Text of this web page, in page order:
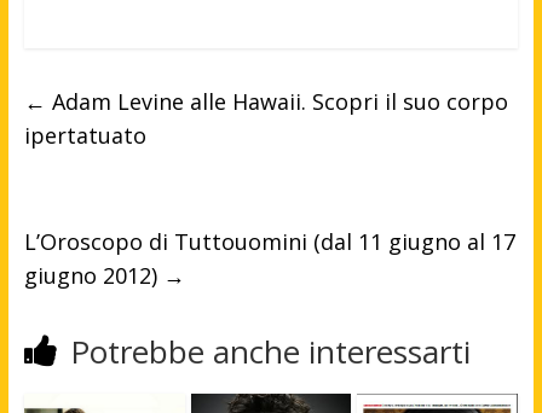
← Adam Levine alle Hawaii. Scopri il suo corpo
ipertatuato
L’Oroscopo di Tuttouomini (dal 11 giugno al 17
giugno 2012) →
Potrebbe anche interessarti